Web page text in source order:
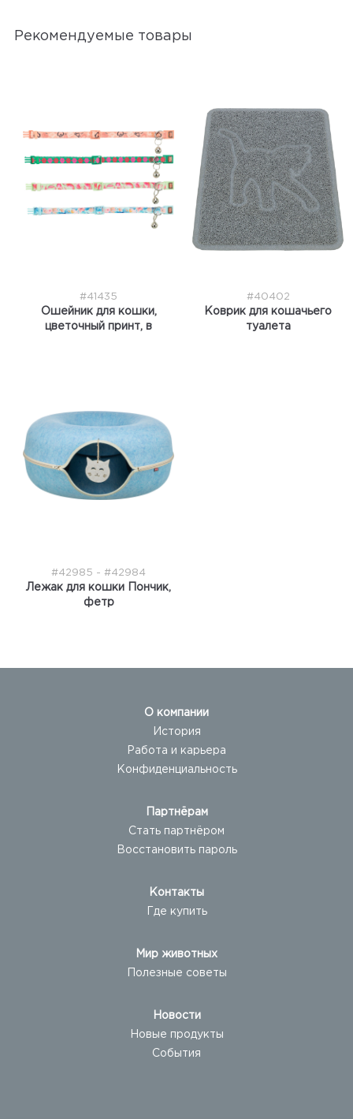
Рекомендуемые товары
#41435
Ошейник для кошки,
цветочный принт, в
#40402
Коврик для кошачьего
туалета
#42985 - #42984
Лежак для кошки Пончик,
фетр
О компании
История
Работа и карьера
Конфиденциальность
Партнёрам
Стать партнёром
Восстановить пароль
Контакты
Где купить
Мир животных
Полезные советы
Новости
Новые продукты
События